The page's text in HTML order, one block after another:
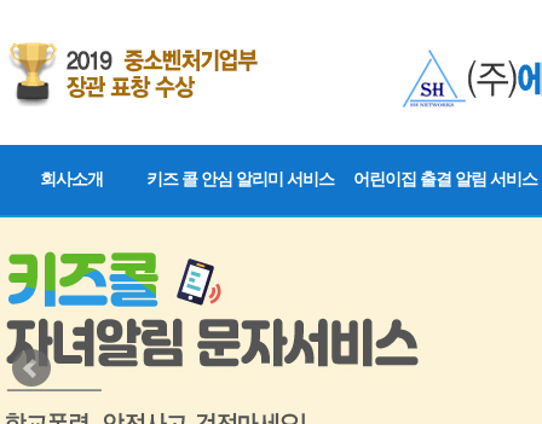
회사소개
인증현황
조직도
찾아오시는길
키즈 콜 안심 알리미 서비스
키즈 콜 특징
운영방법
어린이집 출결 알림 서비스